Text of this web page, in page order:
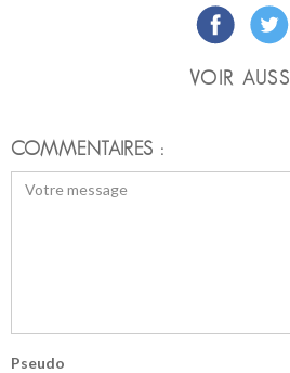
VOIR AUSSI
COMMENTAIRES :
Pseudo